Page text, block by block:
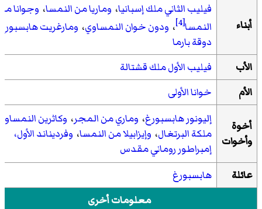
أبناء
فيليب الثاني ملك إسبانيا، وماريا من النمسا، وجوانا
النمسا[4] ، ودون خوان النمساوي، ومارغريت
دوقة بارما
الأب
فيليب الأول ملك قشتالة
الأم
خوانا الأولى
أخوة
وأخوات
إليونور هابسبورغ، وماري من المجر، وكاثرين
ملكة البرتغال، وإيزابيلا من النمسا، وفرديناند الأول،
إمبراطور روماني مقدس
عائلة
هابسبورغ
معلومات أخرى